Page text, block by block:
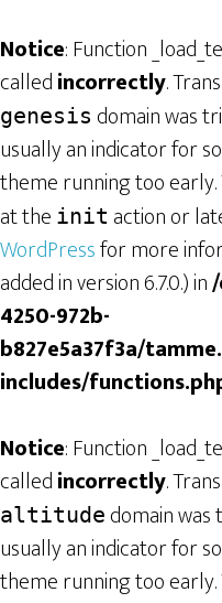
Notice: Function
calledincorrectly.
genesis domain was
usually an indicator for
theme running too
at the init action or
WordPressfor more
added in version 6.7.0.) in
4250-972b-
b827e5a37f3a/
includes/
Notice: Function
calledincorrectly.
altitude domain
usually an indicator for
theme running too